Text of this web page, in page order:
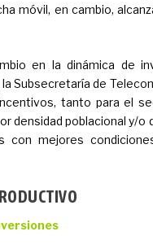
móvil, en cambio,
en la dinámica de
Subsecretaría de
tanto para el
densidad poblacional y/o
con mejores